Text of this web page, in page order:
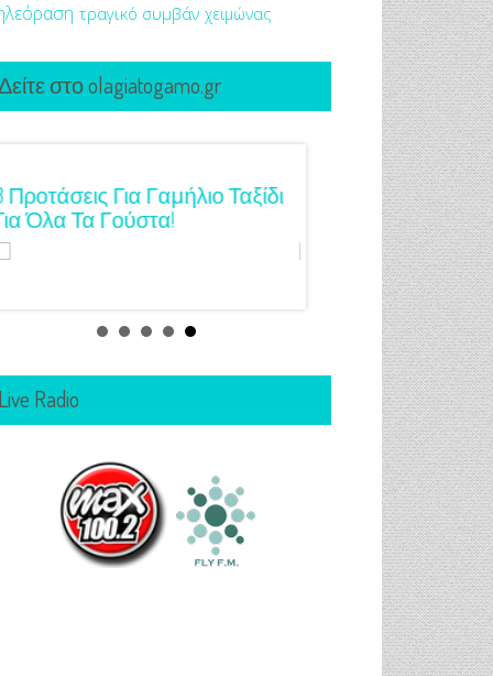
τραγικό συμβάν χειμώνας
στο olagiatogamo.gr
Προτάσεις Για Γαμήλιο Ταξίδι
Όλα Τα Γούστα!
Πρωτότυπες Ιδέες
Μανικιούρ!
Live Radio